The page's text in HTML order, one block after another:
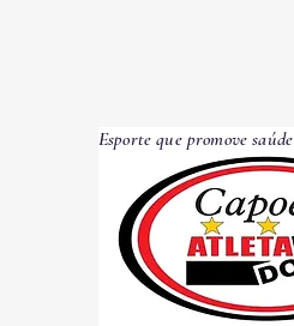
Esporte que promove saúde